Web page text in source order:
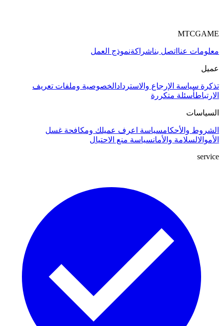
MTCGAME
معلومات عنا اتصل بناشراكةنموذج العمل
عميل
تذكرة سياسة الإرجاع والاسترداد الخصوصية وملفات تعريف
الارتباطأسئلة متكررة
السياسات
الشروط والأحكامسياسة اعرف عميلك ومكافحة غسل
الأموالالسلامة والأمانسياسة منع الاحتيال
service